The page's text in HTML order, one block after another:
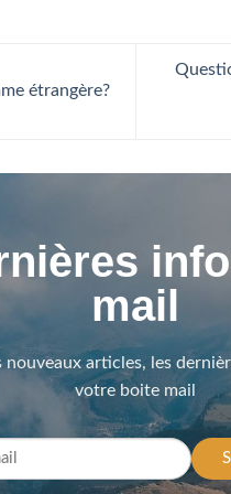
étrangère?
mail
nouveaux articles, les
votre boite mail